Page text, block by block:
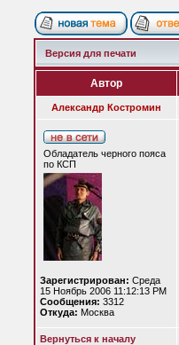
Версия для печати
Автор
Александр Костромин
Обладатель черного пояса
по КСП
Зарегистрирован: Среда
15 Ноябрь 2006 11:12:13 PM
Сообщения: 3312
Откуда: Москва
Вернуться к началу